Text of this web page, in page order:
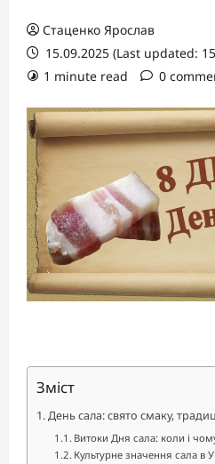
Стаценко Ярослав
15.09.2025 (Last updated:
1 minute read
0
Зміст
День сала: свято смаку,
Витоки Дня сала: коли і
Культурне значення сала в